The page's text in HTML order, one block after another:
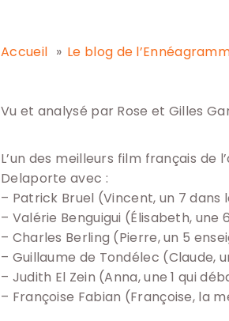
Accueil Le blog de
Vu et analysé par Rose et Gilles
L’un des meilleurs film français
Delaporte avec :
– Patrick Bruel (Vincent, un 7
– Valérie Benguigui (Élisabeth,
– Charles Berling (Pierre, un 5
– Guillaume de Tondélec (Claude,
– Judith El Zein (Anna, une 1 qui
– Françoise Fabian (Françoise, la